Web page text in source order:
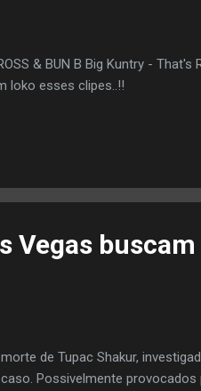
& BUN B Big Kuntry -
loko esses clipes..!!
Vegas
de Tupac Shakur,
Possivelmente